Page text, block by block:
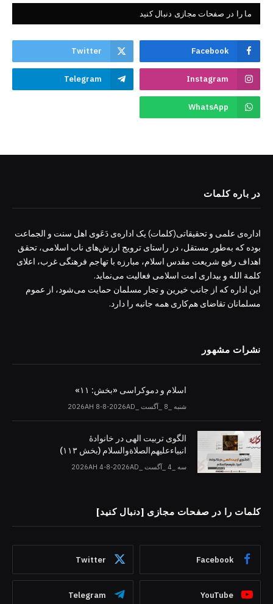
ما را در صفحات مجازی دنبال کنید
Facebook
Twitter
Instagram
Telegram
WhatsApp
در باره کلمات
اداره‌ی علمی و تحقیقاتی(کلمات) یک اداره‌ی دَعَوی اهل سنت و الجماعت
بوده که به‌طور مستقل، در راستای ترویج ارزش‌های ناب اسلامی، تحقق
اهداف رفیع شریعت مقدس اسلام، مبارزه با تهاجم فرهنگی غرب، اعلای
کلمة الله و بیداری امت اسلامی فعالیت می‌نماید.
این اداره که از جانب خیرین و تجار مسلمان حمایت می‌شود، از عموم
مسلمانان تقاضای هم‌کاری همه جانبه را دارد.
نشرات مشهور
اسلام و دموکراسی «بخش: ۱۱»
شنبه _8 _آگست _2026AH 8-8-2026AD
الگوی تربیت الهی در خانوادۀ
انبیاءعلیهم‌الصلاةو‌السلام (بخش ۱۱۳)
سه _4 _آگست _2026AH 4-8-2026AD
کلمات را در صفحات مجازی [دنبال کنید]
Facebook
Twitter
YouTube
Telegram